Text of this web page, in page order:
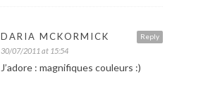
Reply
DARIA MCKORMICK
30/07/2011 at 15:54
J’adore : magnifiques couleurs :)